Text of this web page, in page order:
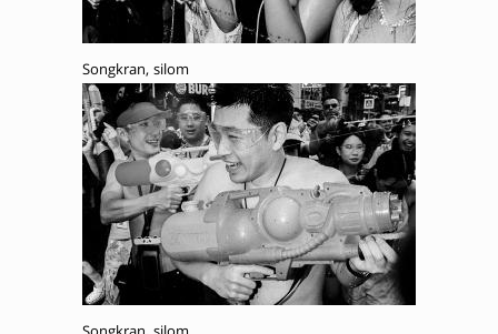
Songkran, silom